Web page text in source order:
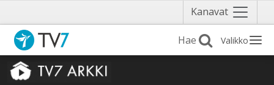
Kanavat Näytä
valikko
Valikko